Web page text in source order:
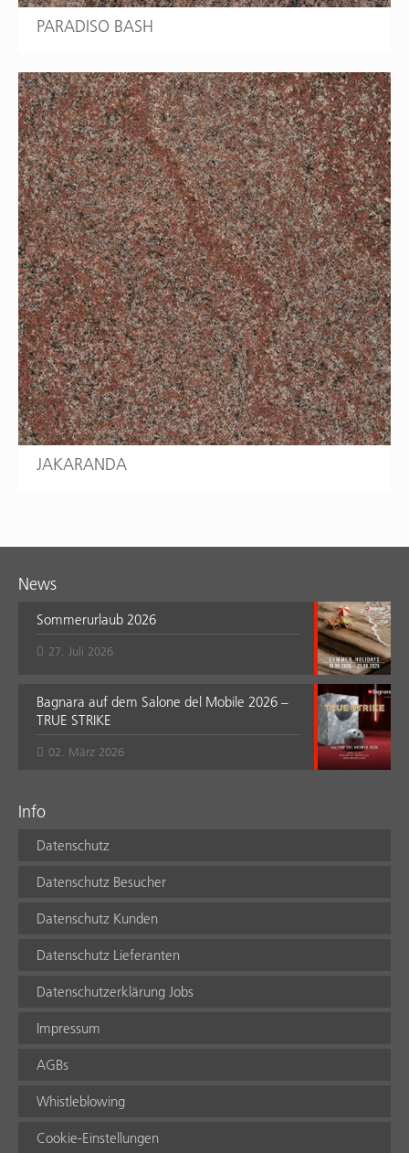
PARADISO BASH
JAKARANDA
News
Sommerurlaub 2026
27. Juli 2026
Bagnara auf dem Salone del Mobile 2026 –
TRUE STRIKE
02. März 2026
Info
Datenschutz
Datenschutz Besucher
Datenschutz Kunden
Datenschutz Lieferanten
Datenschutzerklärung Jobs
Impressum
AGBs
Whistleblowing
Cookie-Einstellungen